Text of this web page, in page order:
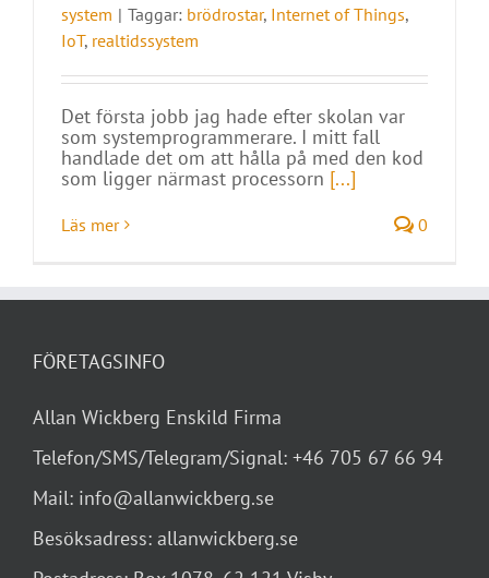
system | Taggar: brödrostar, Internet of Things,
IoT, realtidssystem
Det första jobb jag hade efter skolan var
som systemprogrammerare. I mitt fall
handlade det om att hålla på med den kod
som ligger närmast processorn [...]
Läs mer 0
FÖRETAGSINFO
Allan Wickberg Enskild Firma
Telefon/SMS/Telegram/Signal: +46 705 67 66 94
Mail: info@allanwickberg.se
Besöksadress: allanwickberg.se